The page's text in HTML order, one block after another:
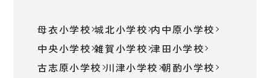
母衣小学校 城北小学校 内中原小学校
中央小学校 雑賀小学校 津田小学校
古志原小学校 川津小学校 朝酌小学校